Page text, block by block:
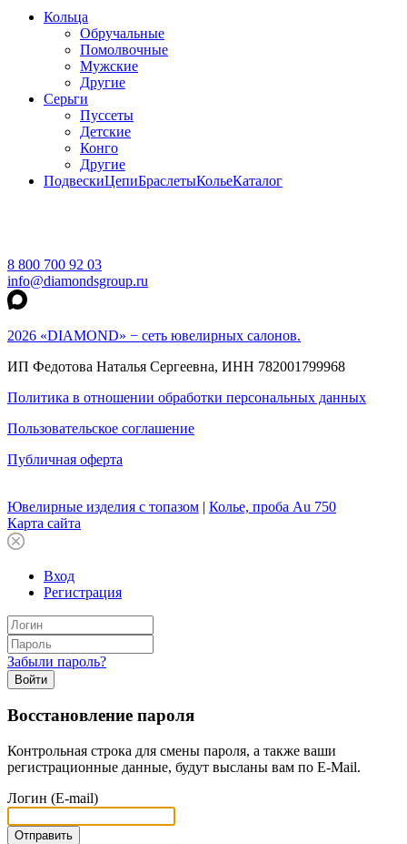
Кольца
Обручальные
Помолвочные
Мужские
Другие
Серьги
Пуссеты
Детские
Конго
Другие
ПодвескиЦепиБраслетыКольеКаталог
8 800 700 92 03
info@diamondsgroup.ru
2026 «DIAMOND» − сеть ювелирных салонов.
ИП Федотова Наталья Сергеевна, ИНН 782001799968
Политика в отношении обработки персональных данных
Пользовательское соглашение
Публичная оферта
Ювелирные изделия с топазом | Колье, проба Au 750
Карта сайта
Вход
Регистрация
Забыли пароль?
Войти
Восстановление пароля
Контрольная строка для смены пароля, а также ваши
регистрационные данные, будут высланы вам по E-Mail.
Логин (E-mail)